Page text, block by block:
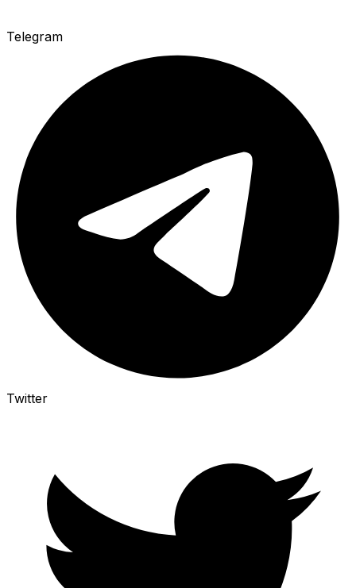
Telegram
Twitter